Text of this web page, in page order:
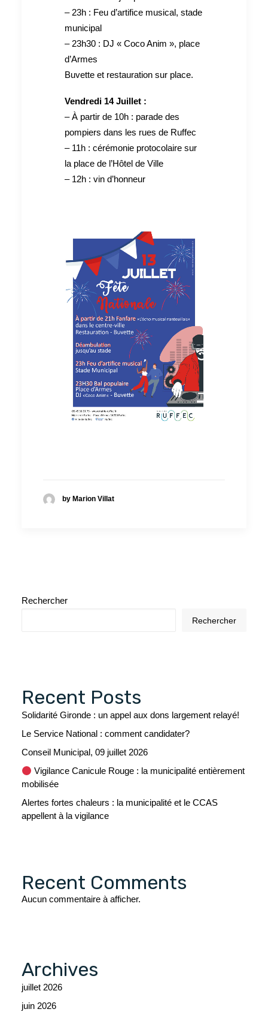
– 23h : Feu d’artifice musical, stade
municipal
– 23h30 : DJ « Coco Anim », place
d’Armes
Buvette et restauration sur place.
Vendredi 14 Juillet :
– À partir de 10h : parade des
pompiers dans les rues de Ruffec
– 11h : cérémonie protocolaire sur
la place de l’Hôtel de Ville
– 12h : vin d’honneur
by Marion Villat
Rechercher
Rechercher
Recent Posts
Solidarité Gironde : un appel aux dons largement relayé!
Le Service National : comment candidater?
Conseil Municipal, 09 juillet 2026
Vigilance Canicule Rouge : la municipalité entièrement
mobilisée
Alertes fortes chaleurs : la municipalité et le CCAS
appellent à la vigilance
Recent Comments
Aucun commentaire à afficher.
Archives
juillet 2026
juin 2026